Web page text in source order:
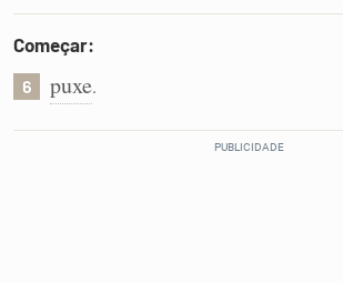
Começar:
6 puxe.